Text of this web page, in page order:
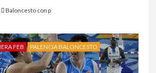
Baloncesto con p
FEB PALENCIA BALONCESTO